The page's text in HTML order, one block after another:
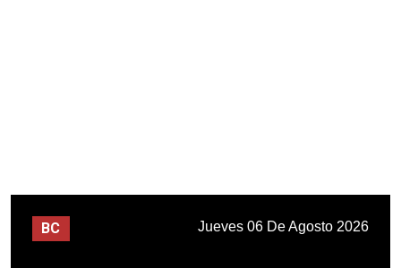
BC Jueves 06 De Agosto 2026